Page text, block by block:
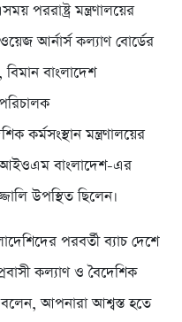
পররাষ্ট্র মন্ত্রণালয়ের
আর্নার্স কল্যাণ বোর্ডের
বাংলাদেশ
কর্মসংস্থান মন্ত্রণালয়ের
বাংলাদেশ-এর
উপস্থিত ছিলেন।
পরবর্তী ব্যাচ দেশে
কল্যাণ ও বৈদেশিক
বলেন, আপনারা আশ্বস্ত হতে